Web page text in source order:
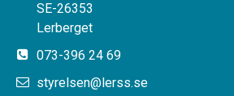
SE-26353
Lerberget
073-396 24 69
styrelsen@lerss.se